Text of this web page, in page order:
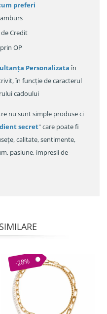
preferi
Credit
OP
Personalizataîn
în funcție de caracterul
cadoului
nu sunt simple produse ci
secret" care poate fi
calitate, sentimente,
pasiune, impresii de
-28%